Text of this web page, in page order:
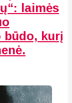
laimės
būdo, kurį